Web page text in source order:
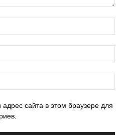
сайта в этом браузере для